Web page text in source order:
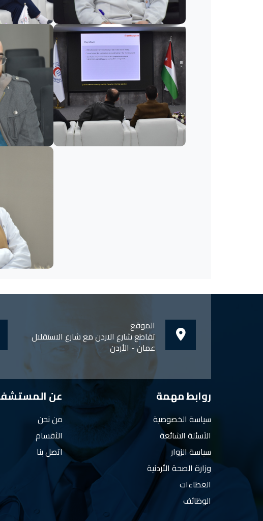
الموقع
تقاطع شارع الاردن مع شارع الاستقلال
عمان - الأردن
روابط مهمة
سياسة الخصوصية
الأسئلة الشائعة
سياسة الزوار
وزارة الصحة الأردنية
العطاءات
الوظائف
عن
من نحن
الأقسام
اتصل بنا